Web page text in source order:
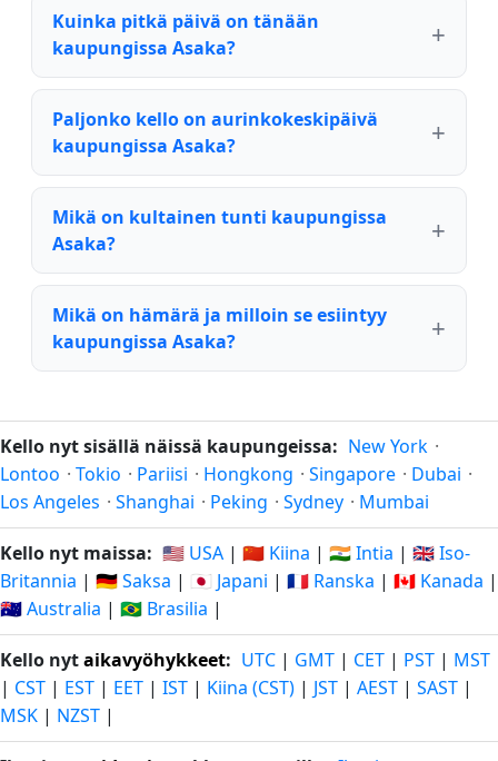
Kuinka pitkä päivä on tänään
kaupungissa Asaka?
Paljonko kello on aurinkokeskipäivä
kaupungissa Asaka?
Mikä on kultainen tunti kaupungissa
Asaka?
Mikä on hämärä ja milloin se esiintyy
kaupungissa Asaka?
Kello nyt sisällä näissä kaupungeissa: New York ·
Lontoo · Tokio · Pariisi · Hongkong · Singapore · Dubai ·
Los Angeles · Shanghai · Peking · Sydney · Mumbai
Kello nyt maissa: 🇺🇸 USA | 🇨🇳 Kiina | 🇮🇳 Intia | 🇬🇧 Iso-
Britannia | 🇩🇪 Saksa | 🇯🇵 Japani | 🇫🇷 Ranska | 🇨🇦 Kanada |
🇦🇺 Australia | 🇧🇷 Brasilia |
Kello nytaikavyöhykkeet: UTC | GMT | CET | PST | MST
| CST | EST | EET | IST | Kiina (CST) | JST | AEST | SAST |
MSK | NZST |